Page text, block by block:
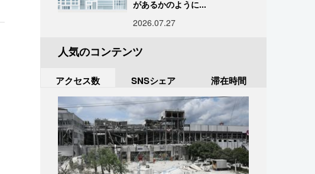
があるかのように...
2026.07.27
人気のコンテンツ
アクセス数 SNSシェア 滞在時間